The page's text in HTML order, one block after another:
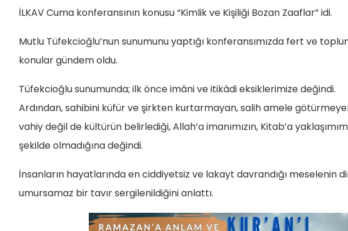
İLKAV Cuma konferansının konusu “Kimlik ve Kişiliği Bozan Zaaflar” idi.
Mutlu Tüfekcioğlu’nun sunumunu yaptığı konferansımızda fert ve
konular gündem oldu.
Tüfekcioğlu sunumunda; ilk önce imâni ve itikâdi eksiklerimize değindi.
Ardından, sahibini küfür ve şirkten kurtarmayan, salih amele
vahiy değil de kültürün belirlediği, Allah’a imanımızın, Kitab’a
şekilde olmadığına değindi.
İnsanların hayatlarında en ciddiyetsiz ve lakayt davrandığı meselenin
umursamaz bir tavır sergilenildiğini anlattı.